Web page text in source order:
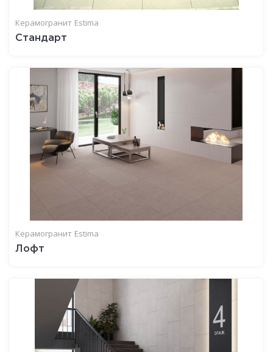
Керамогранит Estima
Стандарт
Керамогранит Estima
Лофт